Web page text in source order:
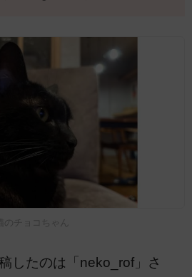
のチョコちゃん
したのは「neko_rof」さ